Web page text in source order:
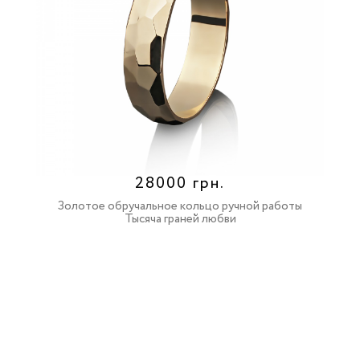
28000 грн.
Золотое обручальное кольцо ручной работы
Тысяча граней любви